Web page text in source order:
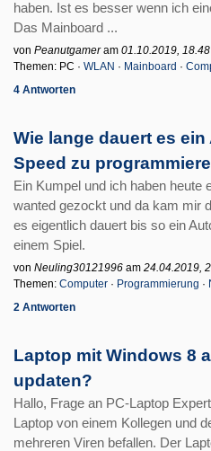
haben. Ist es besser wenn ich
Das Mainboard ...
von Peanutgameram 01.10.2019,
Themen: PC · WLAN · Mainboard ·
4 Antworten
Wie lange dauert es
Speed zu
Ein Kumpel und ich haben heute
wanted gezockt und da kam mir
es eigentlich dauert bis so ein
einem Spiel.
von Neuling30121996 am 24.04.2019,
Themen: Computer · Programmierung ·
2 Antworten
Laptop mit Windows 8
updaten?
Hallo, Frage an PC-Laptop
Laptop von einem Kollegen und
mehreren Viren befallen. Der